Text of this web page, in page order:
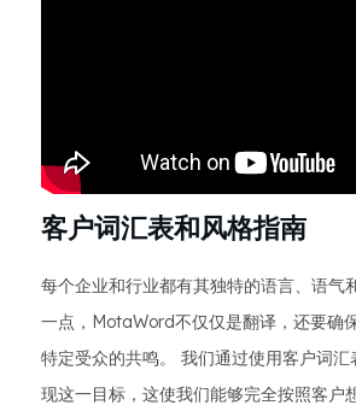
客户词汇表和风格指南
每个企业和行业都有其独特的语言、语气
一点，MotaWord不仅仅是翻译，还要确
特定受众的共鸣。 我们通过使用客户词汇
现这一目标，这使我们能够完全按照客户